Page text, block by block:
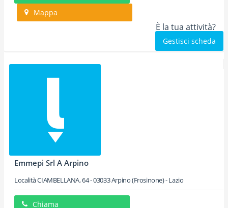
Mappa
È la tua attività?
Gestisci scheda
Emmepi Srl A Arpino
Località CIAMBELLANA, 64-03033Arpino(Frosinone) -Lazio
Chiama